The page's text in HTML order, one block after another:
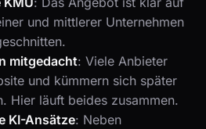
und mittlerer Unternehmen
mitgedacht: Viele Anbieter
und kümmern sich später
Hier läuft beides zusammen.
KI-Ansätze: Neben